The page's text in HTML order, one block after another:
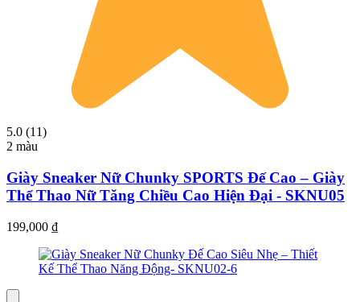
5.0 (11)
2 màu
Giày Sneaker Nữ Chunky SPORTS Đế Cao – Giày
Thể Thao Nữ Tăng Chiều Cao Hiện Đại - SKNU05
199,000 ₫